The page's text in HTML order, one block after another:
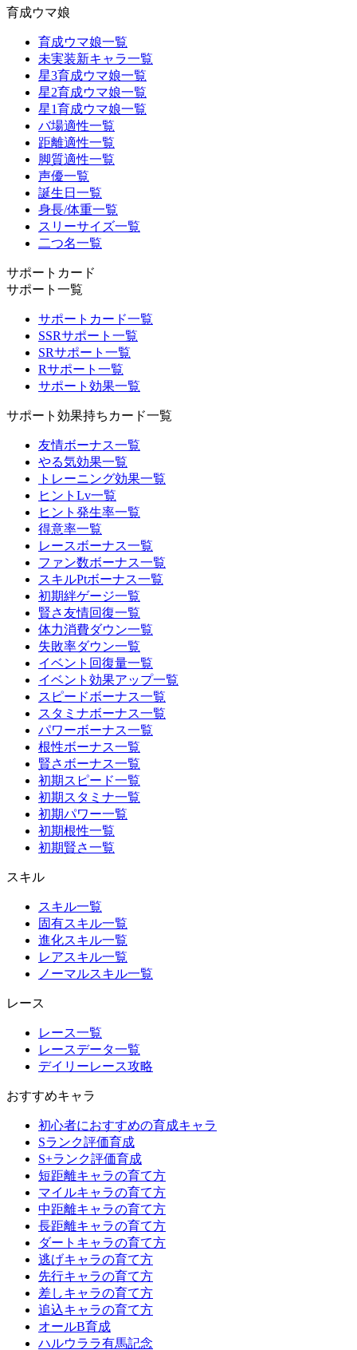
育成ウマ娘
育成ウマ娘一覧
未実装新キャラ一覧
星3育成ウマ娘一覧
星2育成ウマ娘一覧
星1育成ウマ娘一覧
バ場適性一覧
距離適性一覧
脚質適性一覧
声優一覧
誕生日一覧
身長/体重一覧
スリーサイズ一覧
二つ名一覧
サポートカード
サポート一覧
サポートカード一覧
SSRサポート一覧
SRサポート一覧
Rサポート一覧
サポート効果一覧
サポート効果持ちカード一覧
友情ボーナス一覧
やる気効果一覧
トレーニング効果一覧
ヒントLv一覧
ヒント発生率一覧
得意率一覧
レースボーナス一覧
ファン数ボーナス一覧
スキルPtボーナス一覧
初期絆ゲージ一覧
賢さ友情回復一覧
体力消費ダウン一覧
失敗率ダウン一覧
イベント回復量一覧
イベント効果アップ一覧
スピードボーナス一覧
スタミナボーナス一覧
パワーボーナス一覧
根性ボーナス一覧
賢さボーナス一覧
初期スピード一覧
初期スタミナ一覧
初期パワー一覧
初期根性一覧
初期賢さ一覧
スキル
スキル一覧
固有スキル一覧
進化スキル一覧
レアスキル一覧
ノーマルスキル一覧
レース
レース一覧
レースデータ一覧
デイリーレース攻略
おすすめキャラ
初心者におすすめの育成キャラ
Sランク評価育成
S+ランク評価育成
短距離キャラの育て方
マイルキャラの育て方
中距離キャラの育て方
長距離キャラの育て方
ダートキャラの育て方
逃げキャラの育て方
先行キャラの育て方
差しキャラの育て方
追込キャラの育て方
オールB育成
ハルウララ有馬記念